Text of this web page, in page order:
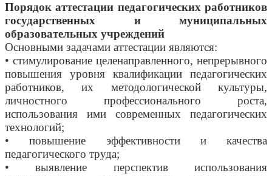
Порядок аттестации педагогических работников
государственных и муниципальных
образовательных учреждений
Основными задачами аттестации являются:
• стимулирование целенаправленного, непрерывного
повышения уровня квалификации педагогических
работников, их методологической культуры,
личностного профессионального роста,
использования ими современных педагогических
технологий;
• повышение эффективности и качества
педагогического труда;
• выявление перспектив использования